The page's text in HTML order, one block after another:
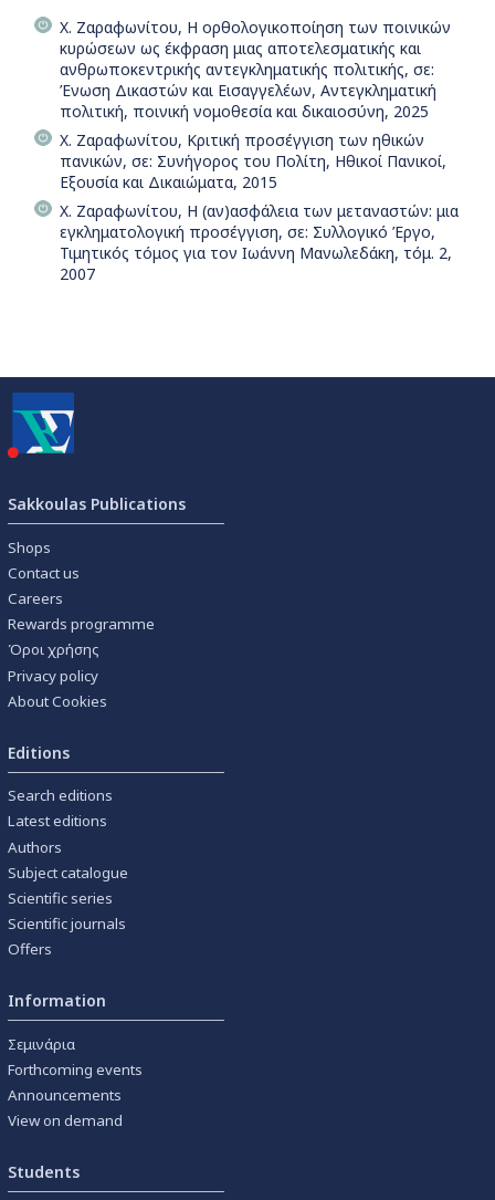
Χ. Ζαραφωνίτου, Η ορθολογικοποίηση των ποινικών
κυρώσεων ως έκφραση μιας αποτελεσματικής και
ανθρωποκεντρικής αντεγκληματικής πολιτικής, σε:
Ένωση Δικαστών και Εισαγγελέων, Αντεγκληματική
πολιτική, ποινική νομοθεσία και δικαιοσύνη, 2025
Χ. Ζαραφωνίτου, Κριτική προσέγγιση των ηθικών
πανικών, σε: Συνήγορος του Πολίτη, Ηθικοί Πανικοί,
Εξουσία και Δικαιώματα, 2015
Χ. Ζαραφωνίτου, Η (αν)ασφάλεια των μεταναστών: μια
εγκληματολογική προσέγγιση, σε: Συλλογικό Έργο,
Τιμητικός τόμος για τον Ιωάννη Μανωλεδάκη, τόμ. 2,
2007
Sakkoulas Publications
Shops
Contact us
Careers
Rewards programme
Όροι χρήσης
Privacy policy
About Cookies
Editions
Search editions
Latest editions
Authors
Subject catalogue
Scientific series
Scientific journals
Offers
Information
Σεμινάρια
Forthcoming events
Announcements
View on demand
Students